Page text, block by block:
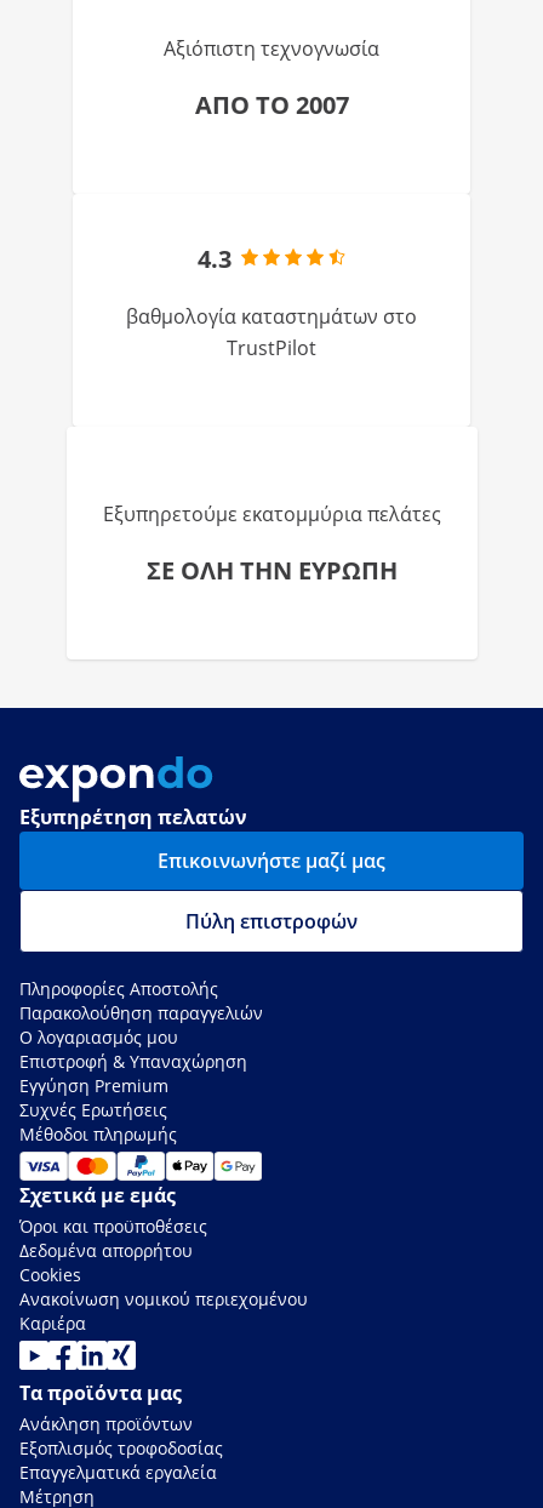
Αξιόπιστη τεχνογνωσία
ΑΠΟ ΤΟ 2007
4.3
βαθμολογία καταστημάτων στο
TrustPilot
Εξυπηρετούμε εκατομμύρια πελάτες
ΣΕ ΟΛΗ ΤΗΝ ΕΥΡΩΠΗ
Εξυπηρέτηση πελατών
Επικοινωνήστε μαζί μας
Πύλη επιστροφών
Πληροφορίες Αποστολής
Παρακολούθηση παραγγελιών
Ο λογαριασμός μου
Επιστροφή & Υπαναχώρηση
Εγγύηση Premium
Συχνές Ερωτήσεις
Μέθοδοι πληρωμής
Σχετικά με εμάς
Όροι και προϋποθέσεις
Δεδομένα απορρήτου
Cookies
Ανακοίνωση νομικού περιεχομένου
Καριέρα
Τα προϊόντα μας
Ανάκληση προϊόντων
Εξοπλισμός τροφοδοσίας
Επαγγελματικά εργαλεία
Μέτρηση